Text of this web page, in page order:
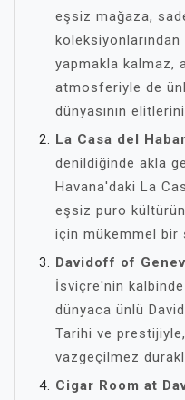
eşsiz mağaza,
yapmakla kalmaz,
atmosferiyle de
dünyasının
La Casa del
denildiğinde akla
Havana'daki La
eşsiz puro
için mükemmel bir
Davidoff of
İsviçre'nin
dünyaca ünlü
Tarihi ve
vazgeçilmez
Cigar Room at